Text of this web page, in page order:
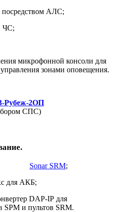
посредством АЛС;
ЧС;
микрофонной консоли для
зонами оповещения.
Рубеж-2ОП
СПС)
Sonar SRM;
для АКБ;
DAP-IP для
SPM и пультов SRM.